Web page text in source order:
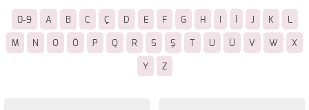
0-9 A B C Ç D E F G H J K L
M N O Ö P Q R S Ş U Ü V W X
Y Z